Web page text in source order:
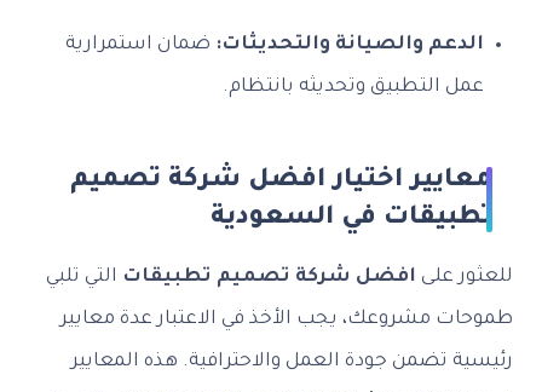
الدعم والصيانة والتحديثات: ضمان استمرارية
عمل التطبيق وتحديثه بانتظام.
معايير اختيار افضل شركة تصميم
تطبيقات في السعودية
للعثور على افضل شركة تصميم تطبيقات التي تلبي
طموحات مشروعك، يجب الأخذ في الاعتبار عدة معايير
رئيسية تضمن جودة العمل والاحترافية. هذه المعايير